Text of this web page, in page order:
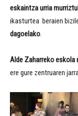
eskaintza urria
ikasturtea beraien
dagoelako.
Alde Zaharreko eskola
ere gure zentruaren